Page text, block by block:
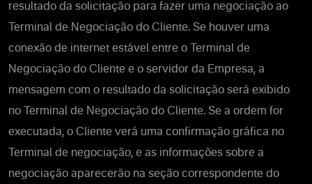
resultado da solicitação para fazer uma negociação ao
Terminal de Negociação do Cliente. Se houver uma
conexão de internet estável entre o Terminal de
Negociação do Cliente e o servidor da Empresa, a
mensagem com o resultado da solicitação será exibido
no Terminal de Negociação do Cliente. Se a ordem for
executada, o Cliente verá uma confirmação gráfica no
Terminal de negociação, e as informações sobre a
negociação aparecerão na seção correspondente do